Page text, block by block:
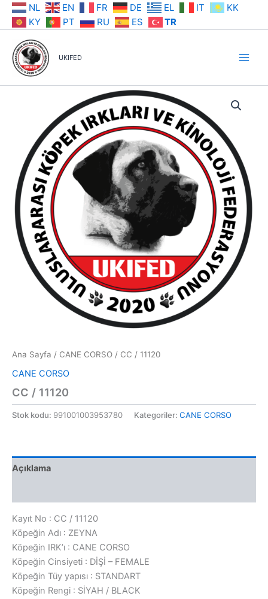
İçeriğe NL EN FR DE EL IT
KK
KY
PT RU ES TR
UKIFED
Ana Sayfa / CANE CORSO / CC / 11120
CANE CORSO
CC / 11120
Stok kodu: 991001003953780 Kategoriler: CANE CORSO
Açıklama
Kayıt No : CC / 11120
Köpeğin Adı : ZEYNA
Köpeğin IRK’ı : CANE CORSO
Köpeğin Cinsiyeti : DİŞİ – FEMALE
Köpeğin Tüy yapısı : STANDART
Köpeğin Rengi : SİYAH / BLACK